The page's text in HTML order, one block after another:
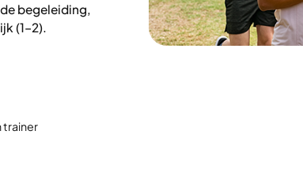
begeleiding,
(1–2).
trainer